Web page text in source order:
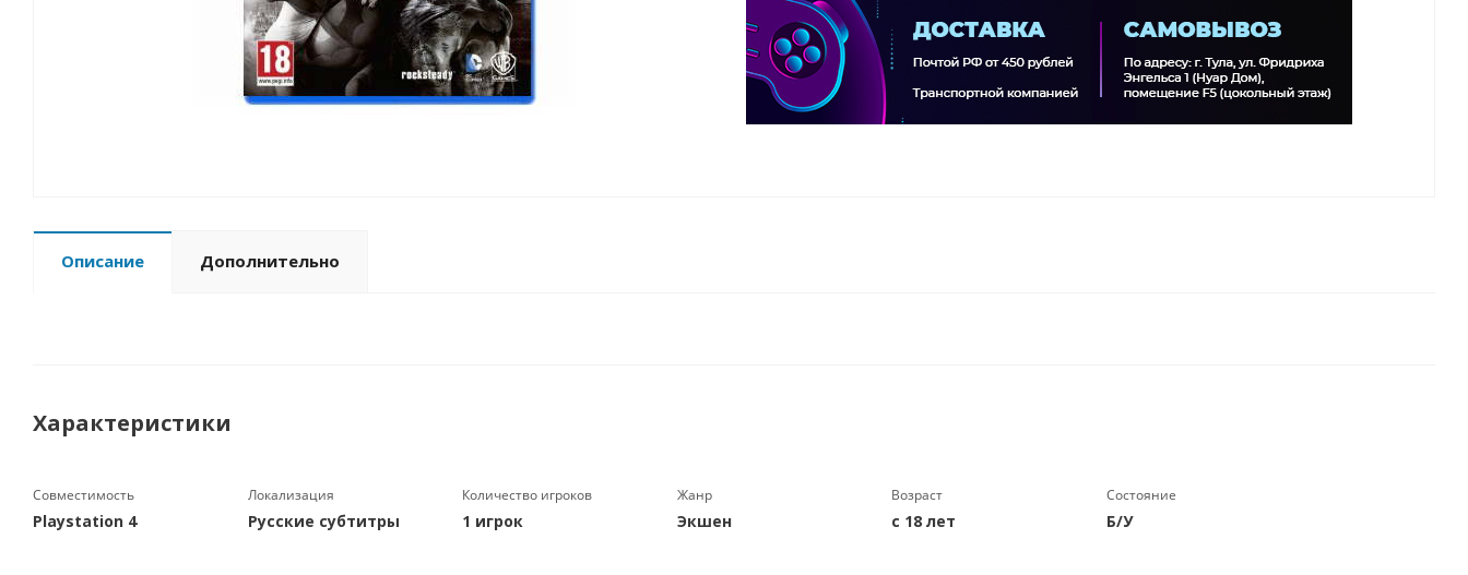
Описание Дополнительно
Характеристики
Совместимость
Playstation 4
Локализация
Русские субтитры
Количество игроков
1 игрок
Жанр
Экшен
Возраст
с 18 лет
Состояние
Б/У